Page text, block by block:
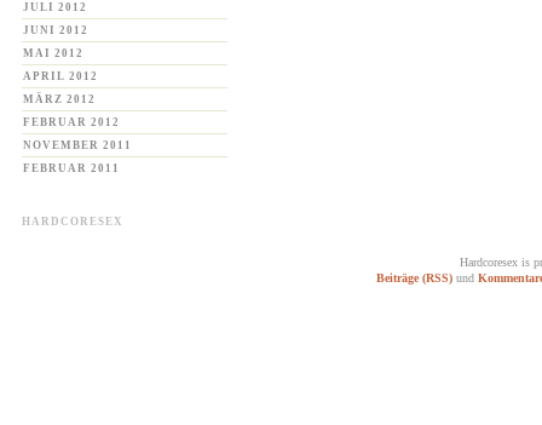
JULI 2012
JUNI 2012
MAI 2012
APRIL 2012
MÄRZ 2012
FEBRUAR 2012
NOVEMBER 2011
FEBRUAR 2011
HARDCORESEX
Hardcoresex is
Beiträge (RSS)und